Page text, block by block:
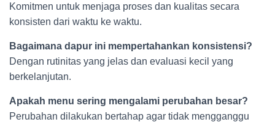
Komitmen untuk menjaga proses dan kualitas secara
konsisten dari waktu ke waktu.
Bagaimana dapur ini mempertahankan konsistensi?
Dengan rutinitas yang jelas dan evaluasi kecil yang
berkelanjutan.
Apakah menu sering mengalami perubahan besar?
Perubahan dilakukan bertahap agar tidak mengganggu